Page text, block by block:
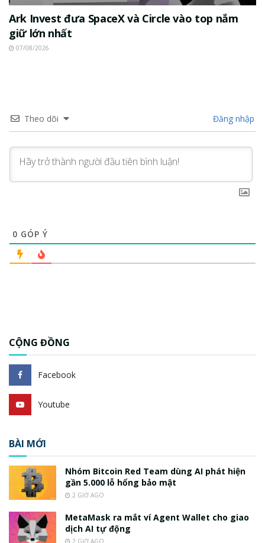
Ark Invest đưa SpaceX và Circle vào top nắm
giữ lớn nhất
07/08/2026
Theo dõi Đăng nhập
0 GÓP Ý
CỘNG ĐỒNG
Facebook
Youtube
BÀI MỚI
Nhóm Bitcoin Red Team dùng AI phát hiện
gần 5.000 lỗ hổng bảo mật
2 GIỜ AGO
MetaMask ra mắt ví Agent Wallet cho giao
dịch AI tự động